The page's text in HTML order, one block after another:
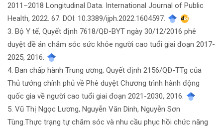
2011–2018 Longitudinal Data. International Journal of Public
Health, 2022. 67. DOI: 10.3389/ijph.2022.1604597.
3. Bộ Y tế, Quyết định 7618/QĐ-BYT ngày 30/12/2016 phê
duyệt đề án chăm sóc sức khỏe người cao tuổi giai đoạn 2017-
2025, 2016.
4. Ban chấp hành Trung ương, Quyết định 2156/QĐ-TTg của
Thủ tướng chính phủ về Phê duyệt Chương trình hành động
quốc gia về người cao tuổi giai đoạn 2021-2030, 2016.
5. Vũ Thị Ngọc Lương, Nguyễn Văn Dinh, Nguyễn Sơn
Tùng.Thực trạng tự chăm sóc và nhu cầu phục hồi chức năng